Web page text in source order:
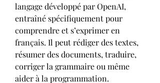
langage développé par OpenAI,
entraîné spécifiquement pour
comprendre et s’exprimer en
français. Il peut rédiger des textes,
résumer des documents, traduire,
corriger la grammaire ou même
aider à la programmation.